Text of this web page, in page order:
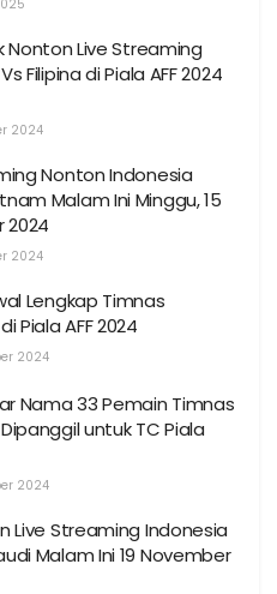
Nonton Live Streaming
Filipina di Piala AFF 2024
2024
Nonton Indonesia
Malam Ini Minggu, 15
2024
2024
Lengkap Timnas
Piala AFF 2024
2024
Nama 33 Pemain Timnas
untuk TC Piala
2024
Live Streaming Indonesia
Malam Ini 19 November